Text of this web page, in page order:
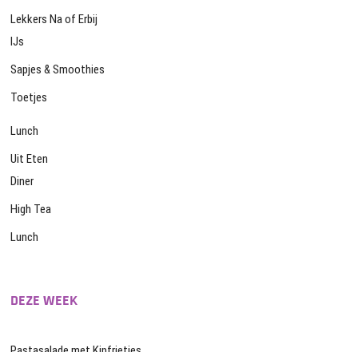
Lekkers Na of Erbij
IJs
Sapjes & Smoothies
Toetjes
Lunch
Uit Eten
Diner
High Tea
Lunch
DEZE WEEK